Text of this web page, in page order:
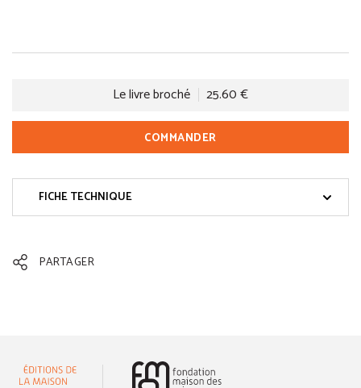
Le livre broché 25.60 €
COMMANDER
FICHE TECHNIQUE
PARTAGER